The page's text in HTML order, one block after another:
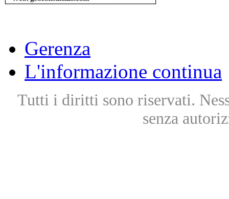
Gerenza
L'informazione continua
Tutti i diritti sono riservati.
senza